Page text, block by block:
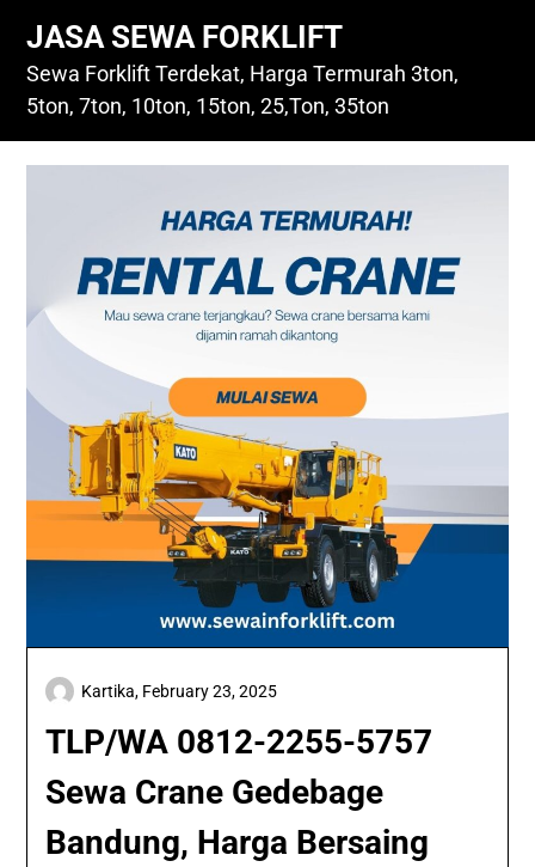
content
JASA SEWA FORKLIFT
Sewa Forklift Terdekat, Harga Termurah 3ton,
5ton, 7ton, 10ton, 15ton, 25,Ton, 35ton
TLP/WA 0812-2255-5757
Sewa Crane Gedebage
Bandung, Harga Bersaing
Kartika, February 23, 2025